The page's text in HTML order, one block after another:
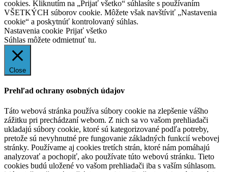
cookies. Kliknutím na „Prijať všetko“ súhlasíte s používaním
VŠETKÝCH súborov cookie. Môžete však navštíviť „Nastavenia
cookie“ a poskytnúť kontrolovaný súhlas.
Nastavenia cookie Prijať všetko
Súhlas môžete odmietnuť tu.
Close
Prehľad ochrany osobných údajov
Táto webová stránka používa súbory cookie na zlepšenie vášho
zážitku pri prechádzaní webom. Z nich sa vo vašom prehliadači
ukladajú súbory cookie, ktoré sú kategorizované podľa potreby,
pretože sú nevyhnutné pre fungovanie základných funkcií webovej
stránky. Používame aj cookies tretích strán, ktoré nám pomáhajú
analyzovať a pochopiť, ako používate túto webovú stránku. Tieto
cookies budú uložené vo vašom prehliadači iba s vaším súhlasom.